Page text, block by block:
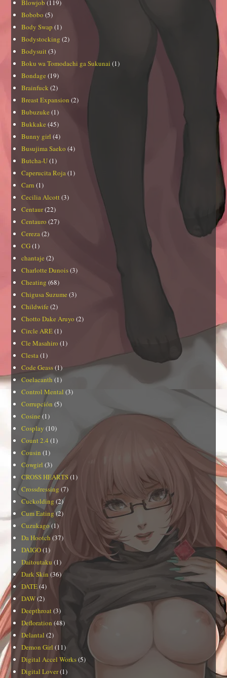
Blowjob (119)
Bobobo (5)
Body Swap (1)
Bodystocking (2)
Bodysuit (3)
Boku wa Tomodachi ga Sukunai (1)
Bondage (19)
Brainfuck (2)
Breast Expansion (2)
Bubuzuke (1)
Bukkake (45)
Bunny girl (4)
Busujima Saeko (4)
Butcha-U(1)
Caperucita Roja(1)
Carn (1)
Cecilia Alcott (3)
Centaur(22)
Centauro (27)
Cereza(2)
CG(1)
chantaje (2)
Charlotte Dunois(3)
Cheating (68)
Chigusa Suzume (3)
Childwife (2)
Chotto Dake Aruyo (2)
Circle ARE(1)
Cle Masahiro (1)
Clesta(1)
Code Geass(1)
Coelacanth (1)
Control Mental (3)
Corrupción (5)
Cosine (1)
Cosplay (10)
Count 2.4 (1)
Cousin (1)
Cowgirl (3)
CROSS HEARTS(1)
Crossdressing (7)
Cuckolding (2)
Cum Eating(2)
Cuzukago(1)
Da Hootch (37)
DAIGO(1)
Daitoutaku (1)
Dark Skin (36)
DATE(4)
DAW(2)
Deepthroat(3)
Defloration (48)
Delantal (2)
Demon Girl (11)
Digital Accel Works(5)
Digital Lover(1)